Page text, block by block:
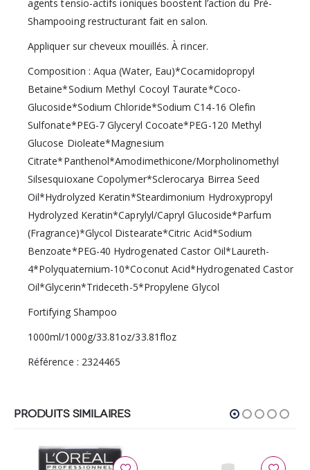
agents tensio-actifs ioniques boostent l’action du Pré-
Shampooing restructurant fait en salon.
Appliquer sur cheveux mouillés. À rincer.
Composition : Aqua (Water, Eau)*Cocamidopropyl
Betaine*Sodium Methyl Cocoyl Taurate*Coco-
Glucoside*Sodium Chloride*Sodium C14-16 Olefin
Sulfonate*PEG-7 Glyceryl Cocoate*PEG-120 Methyl
Glucose Dioleate*Magnesium
Citrate*Panthenol*Amodimethicone/Morpholinomethyl
Silsesquioxane Copolymer*Sclerocarya Birrea Seed
Oil*Hydrolyzed Keratin*Steardimonium Hydroxypropyl
Hydrolyzed Keratin*Caprylyl/Capryl Glucoside*Parfum
(Fragrance)*Glycol Distearate*Citric Acid*Sodium
Benzoate*PEG-40 Hydrogenated Castor Oil*Laureth-
4*Polyquaternium-10*Coconut Acid*Hydrogenated Castor
Oil*Glycerin*Trideceth-5*Propylene Glycol
Fortifying Shampoo
1000ml/1000g/33.81oz/33.81floz
Référence : 2324465
PRODUITS SIMILAIRES